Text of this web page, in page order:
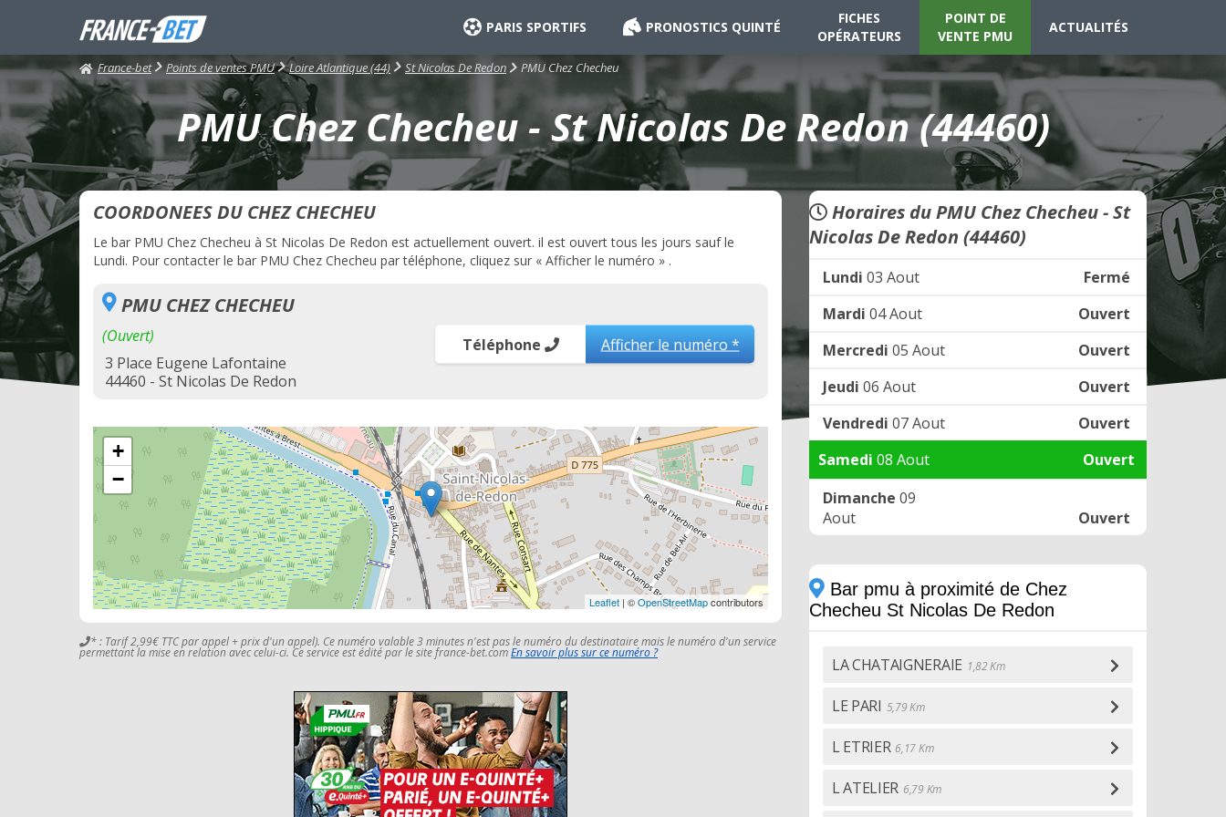
PARIS SPORTIFS PRONOSTICS QUINTÉ
FICHES
OPÉRATEURS
POINT DE
VENTE PMU
ACTUALITÉS
France-bet Points de ventes PMU Loire Atlantique (44) St Nicolas De Redon PMU Chez Checheu
PMU Chez Checheu - St Nicolas De Redon (44460)
COORDONEES DU CHEZ CHECHEU
Le bar PMU Chez Checheu à St Nicolas De Redon est actuellement ouvert. il est ouvert tous les jours sauf le
Lundi. Pour contacter le bar PMU Chez Checheu par téléphone, cliquez sur « Afficher le numéro » .
PMU CHEZ CHECHEU
(Ouvert)
3 Place Eugene Lafontaine
44460 - St Nicolas De Redon
Téléphone Afficher le numéro *
+
−
Leaflet | ©OpenStreetMapcontributors
* : Tarif 2,99€ TTC par appel + prix d'un appel). Ce numéro valable 3 minutes n'est pas le numéro du destinataire mais le numéro d'un service
permettant la mise en relation avec celui-ci. Ce service est édité par le site france-bet.comEn savoir plus sur ce numéro ?
Horaires du PMU Chez Checheu - St
Nicolas De Redon (44460)
Lundi 03 Aout
Fermé
Mardi 04 Aout
Ouvert
Mercredi 05 Aout
Ouvert
Jeudi 06 Aout
Ouvert
Vendredi 07 Aout
Ouvert
Samedi 08 Aout
Ouvert
Dimanche 09
Aout
Ouvert
Bar pmu à proximité de Chez
Checheu St Nicolas De Redon
LA CHATAIGNERAIE 1,82 Km
LE PARI 5,79 Km
L ETRIER 6,17 Km
L ATELIER 6,79 Km